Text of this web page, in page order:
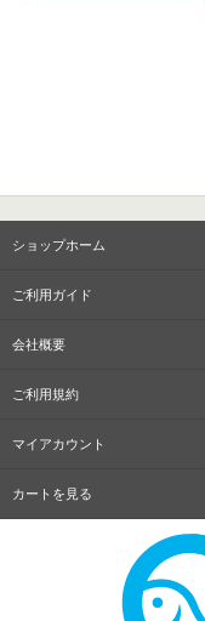
ショップホーム
ご利用ガイド
会社概要
ご利用規約
マイアカウント
カートを見る